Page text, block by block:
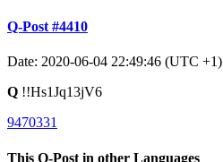
Q-Post #4410
Date: 2020-06-04 22:49:46 (UTC +1)
Q !!Hs1Jq13jV6
9470331
This Q-Post in other Languages